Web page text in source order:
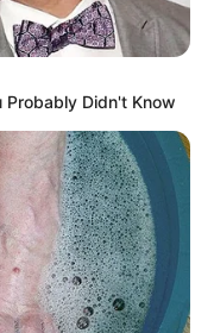
Probably Didn't Know